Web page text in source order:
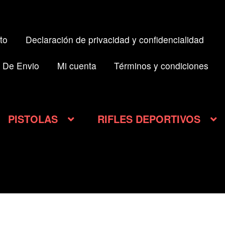
Declaración de privacidad y confidencialidad
Envio Mi cuenta Términos y condiciones
PISTOLAS RIFLES DEPORTIVOS